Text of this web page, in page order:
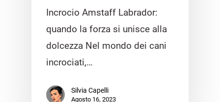
Incrocio Amstaff Labrador:
quando la forza si unisce alla
dolcezza Nel mondo dei cani
incrociati,…
Silvia Capelli
Agosto 16, 2023